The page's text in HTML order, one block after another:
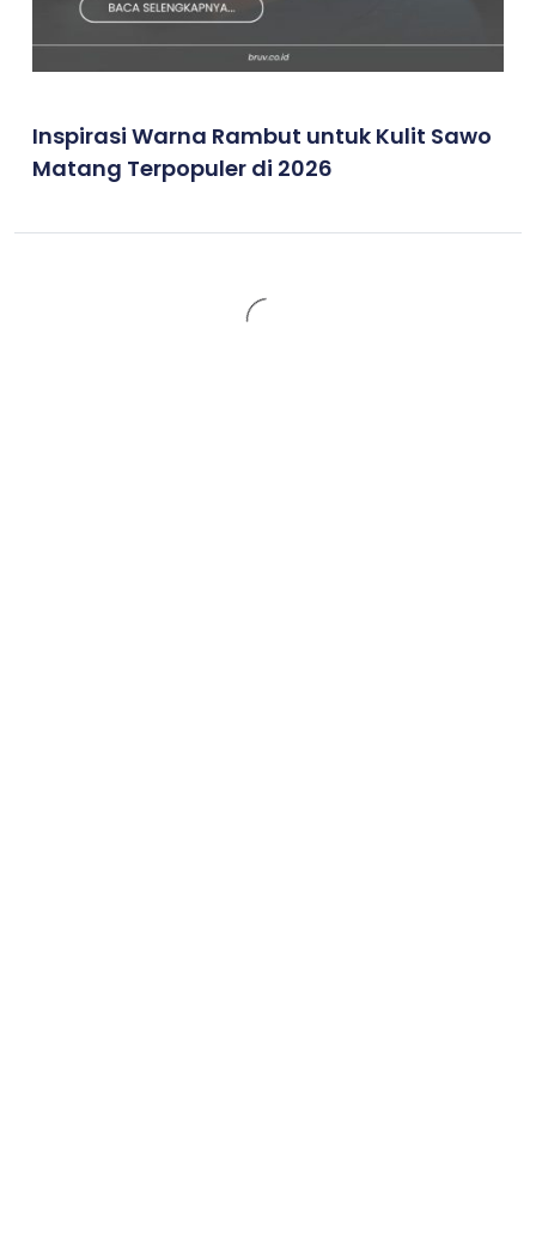
Inspirasi Warna Rambut untuk Kulit Sawo
Matang Terpopuler di 2026